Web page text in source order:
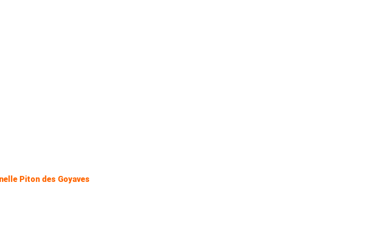
Piton des Goyaves